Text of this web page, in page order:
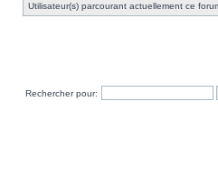
Utilisateur(s) parcourant actuellement ce
Rechercher pour: